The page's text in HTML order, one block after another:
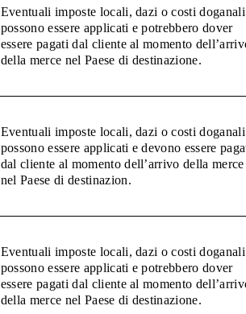
Eventuali imposte locali, dazi o costi doganali
possono essere applicati e potrebbero dover
essere pagati dal cliente al momento
della merce nel Paese di destinazione.
Eventuali imposte locali, dazi o costi doganali
possono essere applicati e devono essere
dal cliente al momento dell’arrivo della merce
nel Paese di destinazion.
Eventuali imposte locali, dazi o costi doganali
possono essere applicati e potrebbero dover
essere pagati dal cliente al momento
della merce nel Paese di destinazione.